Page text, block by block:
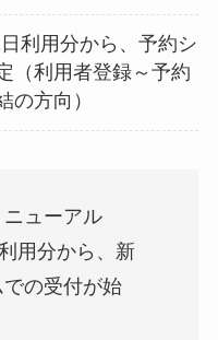
利用分から、予約シ
（利用者登録～予約
の方向）
ューアル
用分から、新
の受付が始